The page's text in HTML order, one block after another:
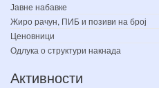
Јавне набавке
Жиро рачун, ПИБ и позиви на број
Ценовници
Одлука о структури накнада
Активности